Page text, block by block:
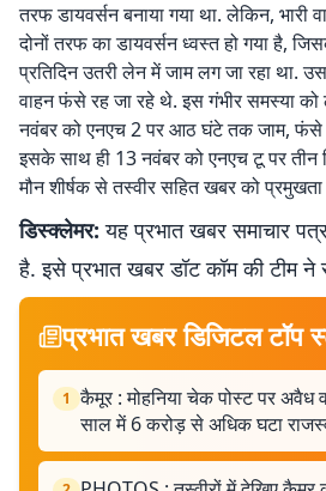
तरफ डायवर्सन बनाया गया था. लेकिन, भारी
दोनों तरफ का डायवर्सन ध्वस्त हो गया है,
प्रतिदिन उतरी लेन में जाम लग जा रहा था.
वाहन फंसे रह जा रहे थे. इस गंभीर समस्या
नवंबर को एनएच 2 पर आठ घंटे तक जाम, फंसे
इसके साथ ही 13 नवंबर को एनएच टू पर तीन
मौन शीर्षक से तस्वीर सहित खबर को
डिस्क्लेमर: यह प्रभात खबर समाचार
है. इसे प्रभात खबर डॉट कॉम की टीम ने
प्रभात खबर डिजिटल टॉप
1 कैमूर : मोहनिया चेक पोस्ट पर अवैध
साल में 6 करोड़ से अधिक घटा